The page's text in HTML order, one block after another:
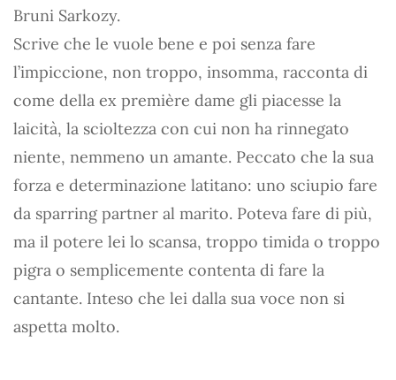
Bruni Sarkozy.
Scrive che le vuole bene e poi senza fare
l’impiccione, non troppo, insomma, racconta di
come della ex première dame gli piacesse la
laicità, la scioltezza con cui non ha rinnegato
niente, nemmeno un amante. Peccato che la sua
forza e determinazione latitano: uno sciupio fare
da sparring partner al marito. Poteva fare di più,
ma il potere lei lo scansa, troppo timida o troppo
pigra o semplicemente contenta di fare la
cantante. Inteso che lei dalla sua voce non si
aspetta molto.